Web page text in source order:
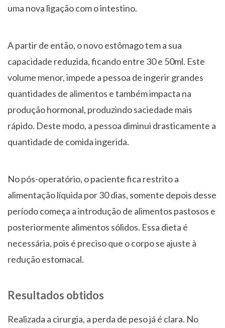
uma nova ligação com o intestino.
A partir de então, o novo estômago tem a sua
capacidade reduzida, ficando entre 30 e 50ml. Este
volume menor, impede a pessoa de ingerir grandes
quantidades de alimentos e também impacta na
produção hormonal, produzindo saciedade mais
rápido. Deste modo, a pessoa diminui drasticamente a
quantidade de comida ingerida.
No pós-operatório, o paciente fica restrito a
alimentação líquida por 30 dias, somente depois desse
período começa a introdução de alimentos pastosos e
posteriormente alimentos sólidos. Essa dieta é
necessária, pois é preciso que o corpo se ajuste à
redução estomacal.
Resultados obtidos
Realizada a cirurgia, a perda de peso já é clara. No